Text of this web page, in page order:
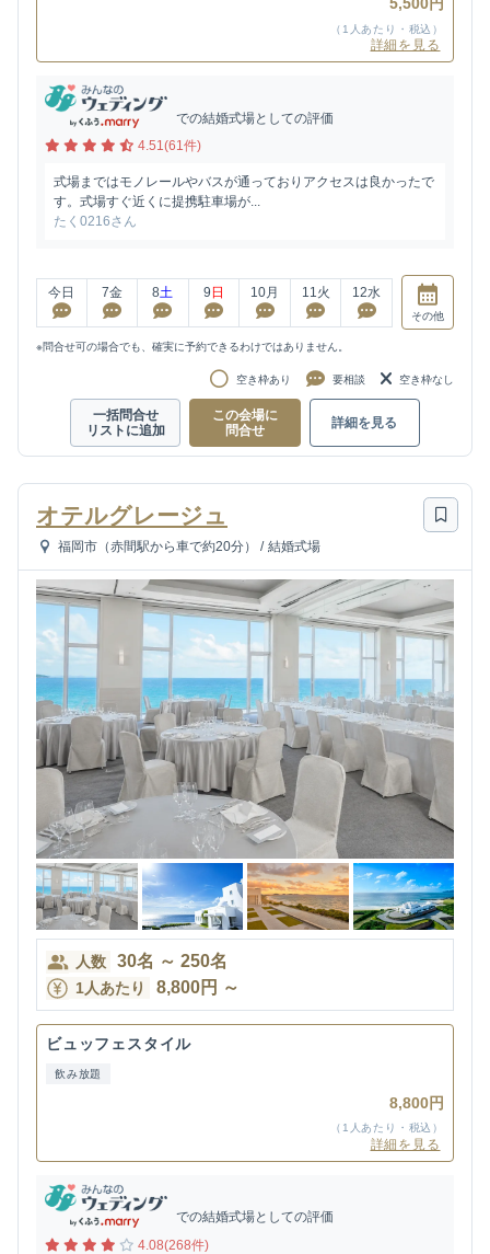
5,500円
（1人あたり・税込）
詳細を見る
での結婚式場としての評価
4.51(61件)
式場まではモノレールやバスが通っておりアクセスは良かったで
す。式場すぐ近くに提携駐車場が...
たく0216さん
今日 7金 8土 9 日 10月 11 火 12水
その他
※問合せ可の場合でも、確実に予約できるわけではありません。
空き枠あり 要相談 空き枠なし
一括問合せ
リストに追加
この会場に
問合せ
詳細を見る
オテルグレージュ
福岡市（赤間駅から車で約20分） / 結婚式場
人数 30名 ～ 250名
1人あたり 8,800円 ～
ビュッフェスタイル
飲み放題
8,800円
（1人あたり・税込）
詳細を見る
での結婚式場としての評価
4.08(268件)